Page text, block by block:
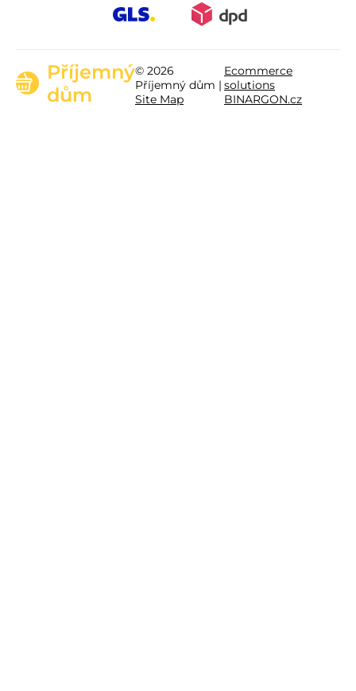
Příjemný
dům
© 2026
Příjemný dům |
Site Map
Ecommerce
solutions
BINARGON.cz